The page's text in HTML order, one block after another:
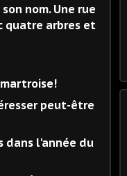
nom. Une rue
quatre arbres et
peut-être
dans l'année du